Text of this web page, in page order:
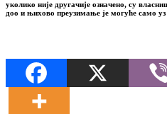
уколико није другачије означено, су
доо и њихово преузимање је могуће само уз